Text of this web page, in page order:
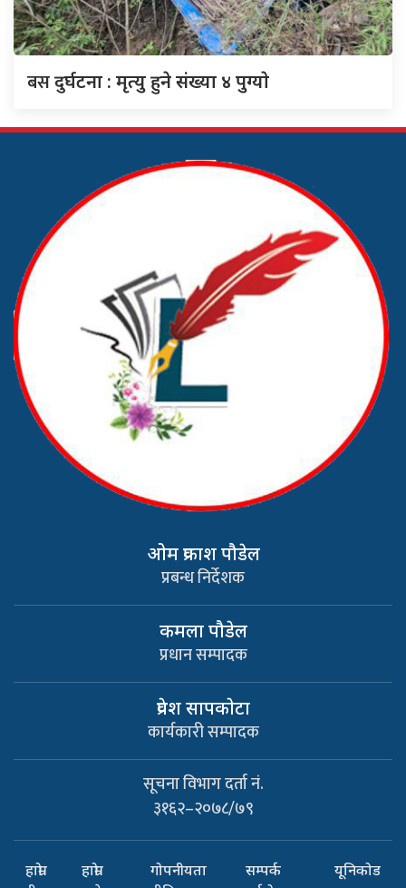
बसदुर्घटना : मृत्यु हुने संख्या ४ पुग्याे
ओम प्रकाश पौडेल
प्रबन्ध निर्देशक
कमला पौडेल
प्रधान सम्पादक
प्रवेश सापकाेटा
कार्यकारी सम्पादक
सूचना विभाग दर्ता नं.
३१६२–२०७८/७९
हाम्रो
हाम्रो
गोपनीयता
सम्पर्क
यूनिकोड